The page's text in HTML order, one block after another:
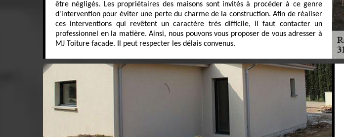
être négligés. Les propriétaires des maisons sont invités à procéder à ce genre
d'intervention pour éviter une perte du charme de la construction. Afin de réaliser
ces interventions qui revêtent un caractère très difficile, il faut contacter un
professionnel en la matière. Ainsi, nous pouvons vous proposer de vous adresser à
MJ Toiture facade. Il peut respecter les délais convenus.